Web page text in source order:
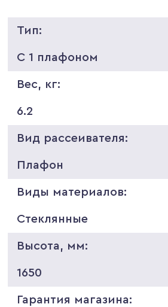
Тип:
С 1 плафоном
Вес, кг:
6.2
Вид рассеивателя:
Плафон
Виды материалов:
Стеклянные
Высота, мм:
1650
Гарантия магазина: